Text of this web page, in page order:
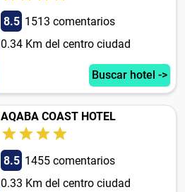
8.5 1513 comentarios
0.34 Km del centro ciudad
Buscar hotel ->
AQABA COAST HOTEL
8.5 1455 comentarios
0.33 Km del centro ciudad